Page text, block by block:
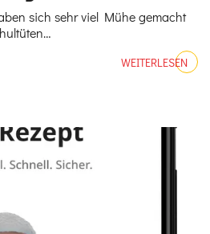
sich sehr viel Mühe gemacht
WEITERLESEN